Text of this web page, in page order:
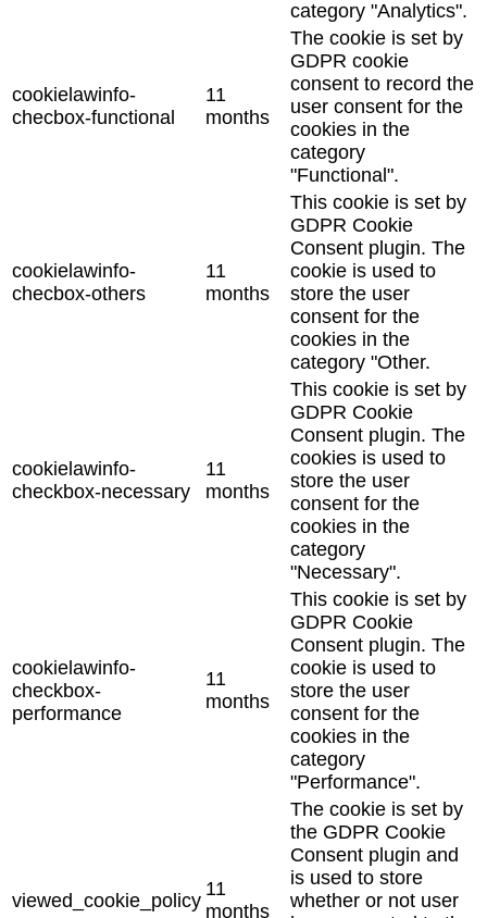
category "Analytics".
cookielawinfo-
checbox-functional
11
months
The cookie is set by
GDPR cookie
consent to record the
user consent for the
cookies in the
category
"Functional".
cookielawinfo-
checbox-others
11
months
This cookie is set by
GDPR Cookie
Consent plugin. The
cookie is used to
store the user
consent for the
cookies in the
category "Other.
cookielawinfo-
checkbox-necessary
11
months
This cookie is set by
GDPR Cookie
Consent plugin. The
cookies is used to
store the user
consent for the
cookies in the
category
"Necessary".
cookielawinfo-
checkbox-
performance
11
months
This cookie is set by
GDPR Cookie
Consent plugin. The
cookie is used to
store the user
consent for the
cookies in the
category
"Performance".
viewed_cookie_policy
11
months
The cookie is set by
the GDPR Cookie
Consent plugin and
is used to store
whether or not user